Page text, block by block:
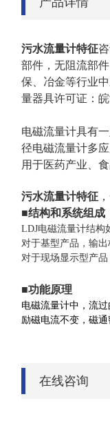
污水流量计特征
部件，无阻流部
保、冶金等行业
量器具许可证：
电磁流量计具有
径电磁流量计多
用于医药产业、
污水流量计特征
■结构和系统组成
LDJ电磁流量计结构
对于基型产品，输
对于现场显示型产
■功能原理
电磁流量计中，流
励磁电流不变，磁
在线咨询